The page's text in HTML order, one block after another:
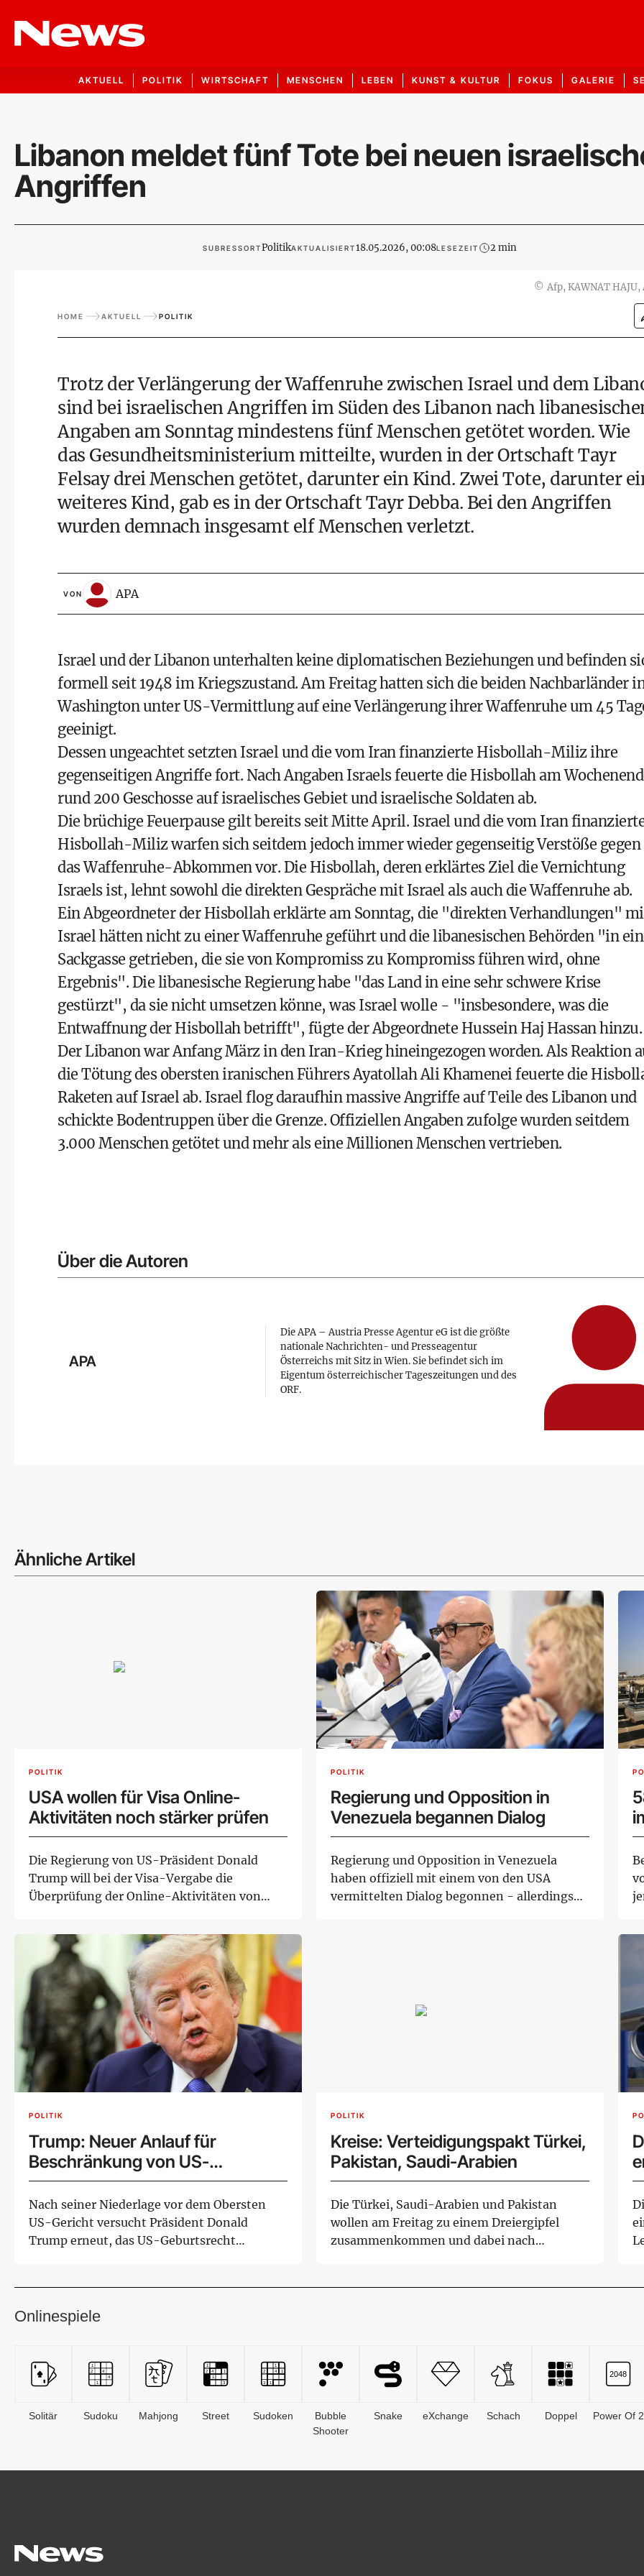
AKTUELL POLITIK WIRTSCHAFT MENSCHEN LEBEN KUNST & KULTUR FOKUS GALERIE
Libanon meldet fünf Tote bei neuen
Angriffen
SUBRESSORTPolitikAKTUALISIERT18.05.2026, 00:08LESEZEIT 2 min
© Afp, KAWNAT HAJU,
HOME AKTUELL POLITIK
Trotz der Verlängerung der Waffenruhe zwischen Israel und dem
sind bei israelischen Angriffen im Süden des Libanon nach
Angaben am Sonntag mindestens fünf Menschen getötet worden. Wie
das Gesundheitsministerium mitteilte, wurden in der Ortschaft Tayr
Felsay drei Menschen getötet, darunter ein Kind. Zwei Tote, darunter
weiteres Kind, gab es in der Ortschaft Tayr Debba. Bei den Angriffen
wurden demnach insgesamt elf Menschen verletzt.
VON APA
Israel und der Libanon unterhalten keine diplomatischen Beziehungen und befinden
formell seit 1948 im Kriegszustand. Am Freitag hatten sich die beiden Nachbarländer
Washington unter US-Vermittlung auf eine Verlängerung ihrer Waffenruhe um 45
geeinigt.
Dessen ungeachtet setzten Israel und die vom Iran finanzierte Hisbollah-Miliz ihre
gegenseitigen Angriffe fort. Nach Angaben Israels feuerte die Hisbollah am
rund 200 Geschosse auf israelisches Gebiet und israelische Soldaten ab.
Die brüchige Feuerpause gilt bereits seit Mitte April. Israel und die vom Iran
Hisbollah-Miliz warfen sich seitdem jedoch immer wieder gegenseitig Verstöße gegen
das Waffenruhe-Abkommen vor. Die Hisbollah, deren erklärtes Ziel die Vernichtung
Israels ist, lehnt sowohl die direkten Gespräche mit Israel als auch die Waffenruhe ab.
Ein Abgeordneter der Hisbollah erklärte am Sonntag, die "direkten Verhandlungen"
Israel hätten nicht zu einer Waffenruhe geführt und die libanesischen Behörden "in
Sackgasse getrieben, die sie von Kompromiss zu Kompromiss führen wird, ohne
Ergebnis". Die libanesische Regierung habe "das Land in eine sehr schwere Krise
gestürzt", da sie nicht umsetzen könne, was Israel wolle - "insbesondere, was die
Entwaffnung der Hisbollah betrifft", fügte der Abgeordnete Hussein Haj Hassan hinzu.
Der Libanon war Anfang März in den Iran-Krieg hineingezogen worden. Als Reaktion
die Tötung des obersten iranischen Führers Ayatollah Ali Khamenei feuerte die
Raketen auf Israel ab. Israel flog daraufhin massive Angriffe auf Teile des Libanon und
schickte Bodentruppen über die Grenze. Offiziellen Angaben zufolge wurden seitdem
3.000 Menschen getötet und mehr als eine Millionen Menschen vertrieben.
Über die Autoren
APA
Die APA – Austria Presse Agentur eG ist die größte
nationale Nachrichten- und Presseagentur
Österreichs mit Sitz in Wien. Sie befindet sich im
Eigentum österreichischer Tageszeitungen und des
ORF.
Ähnliche Artikel
POLITIK
USA wollen für Visa Online-
Aktivitäten noch stärker prüfen
Die Regierung von US-Präsident Donald
Trump will bei der Visa-Vergabe die
Überprüfung der Online-Aktivitäten von
POLITIK
Regierung und Opposition in
Venezuela begannen Dialog
Regierung und Opposition in Venezuela
haben offiziell mit einem von den USA
vermittelten Dialog begonnen - allerdings
POLITIK
Trump: Neuer Anlauf für
Beschränkung von US-
Geburtsrecht
Nach seiner Niederlage vor dem Obersten
US-Gericht versucht Präsident Donald
Trump erneut, das US-Geburtsrecht
POLITIK
Kreise: Verteidigungspakt Türkei,
Pakistan, Saudi-Arabien
Die Türkei, Saudi-Arabien und Pakistan
wollen am Freitag zu einem Dreiergipfel
zusammenkommen und dabei nach
Onlinespiele
Solitär Sudoku Mahjong Street Sudoken
Bubble
Shooter
Snake eXchange Schach Doppel Power Of 2